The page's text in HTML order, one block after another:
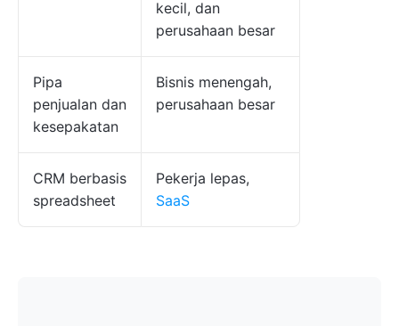
kecil, dan
perusahaan besar
Pipa
penjualan dan
kesepakatan
Bisnis menengah,
perusahaan besar
CRM berbasis
spreadsheet
Pekerja lepas,
SaaS